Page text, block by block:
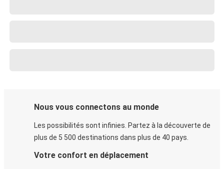
Nous vous connectons au monde
Les possibilités sont infinies. Partez à la découverte de
plus de 5 500 destinations dans plus de 40 pays.
Votre confort en déplacement